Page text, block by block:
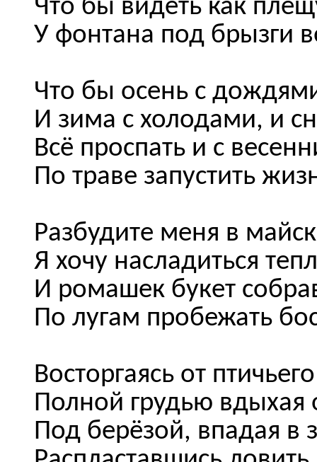
Что бы видеть как
У фонтана под брызги
Что бы осень с
И зима с холодами, и
Всё проспать и с
По траве запустить
Разбудите меня в
Я хочу насладиться
И ромашек букет
По лугам пробежать
Восторгаясь от
Полной грудью вдыхая
Под берёзой, впадая в